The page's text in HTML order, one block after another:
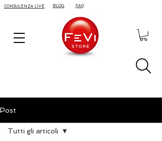
CONSULENZA LIVE BLOG FAQ
Post
Tutti gli articoli